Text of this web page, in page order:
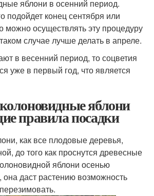
яблони в осенний период.
подойдет конец сентября или
можно осуществлять эту процедуру
случае лучше делать в апреле.
в весенний период, то соцветия
уже в первый год, что является
яблони
правила посадки
как все плодовые деревья,
до того как проснутся древесные
яблони осенью
она даст растению возможность